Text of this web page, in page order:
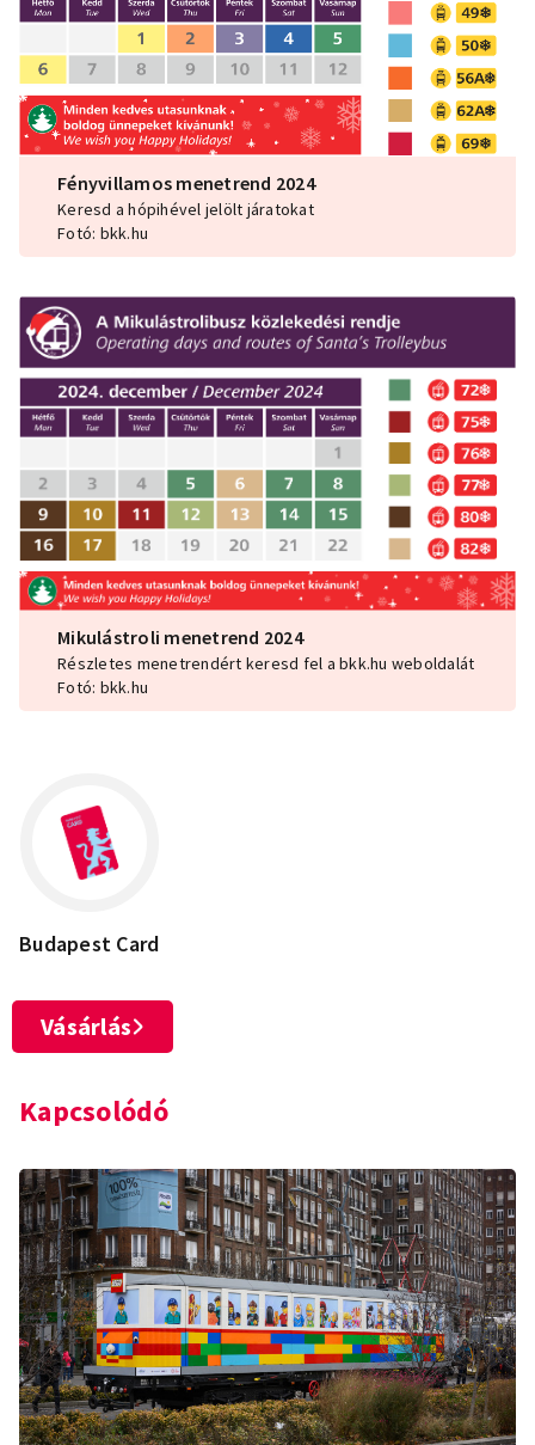
Fényvillamos menetrend 2024
Keresd a hópihével jelölt járatokat
Fotó: bkk.hu
Mikulástroli menetrend 2024
Részletes menetrendért keresd fel a bkk.hu weboldalát
Fotó: bkk.hu
Budapest Card
Vásárlás
Kapcsolódó